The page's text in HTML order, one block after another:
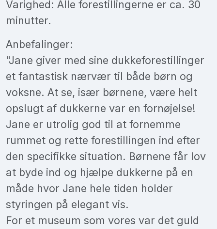
Varighed: Alle forestillingerne er ca. 30
minutter.
Anbefalinger:
"Jane giver med sine dukkeforestillinger
et fantastisk nærvær til både børn og
voksne. At se, især børnene, være helt
opslugt af dukkerne var en fornøjelse!
Jane er utrolig god til at fornemme
rummet og rette forestillingen ind efter
den specifikke situation. Børnene får lov
at byde ind og hjælpe dukkerne på en
måde hvor Jane hele tiden holder
styringen på elegant vis.
For et museum som vores var det guld